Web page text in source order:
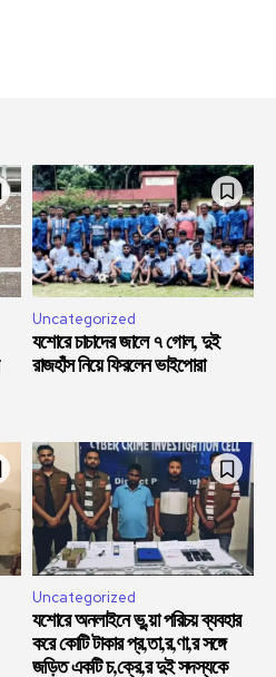
Uncategorized
যশোরে চাচাদের জালে ৭ গোল, দুই
রাজহাঁস নিয়ে ফিরলেন ভাইপোরা
Uncategorized
যশোরে অনলাইনে ভু,য়া পরিচয় ব্যবহার
করে কোটি টাকার প্র,তা,র,ণা,র সঙ্গে
জড়িত একটি চ,ক্রে,র দুই সদস্যকে